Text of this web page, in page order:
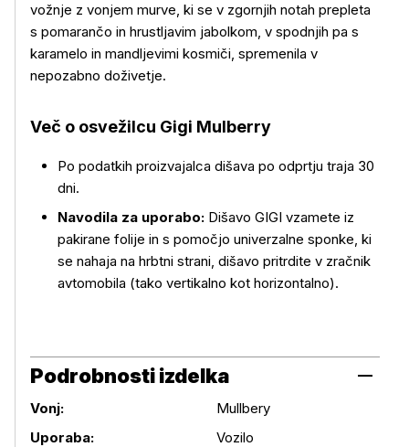
Več o izdelku
vožnje z vonjem murve, ki se v zgornjih notah prepleta
s pomarančo in hrustljavim jabolkom, v spodnjih pa s
karamelo in mandljevimi kosmiči, spremenila v
nepozabno doživetje.
Več o osvežilcu Gigi Mulberry
Po podatkih proizvajalca dišava po odprtju traja 30
dni.
Navodila za uporabo: Dišavo GIGI vzamete iz
pakirane folije in s pomočjo univerzalne sponke, ki
se nahaja na hrbtni strani, dišavo pritrdite v zračnik
avtomobila (tako vertikalno kot horizontalno).
Podrobnosti izdelka
Podrobnosti izdelka
Vonj:
Mullbery
Uporaba:
Vozilo